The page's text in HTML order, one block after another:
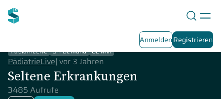
AnmeldenRegistrieren
PädiatrieLive On-Demand 82 Min
PädiatrieLive| vor 3 Jahren
Seltene Erkrankungen
3485 Aufrufe